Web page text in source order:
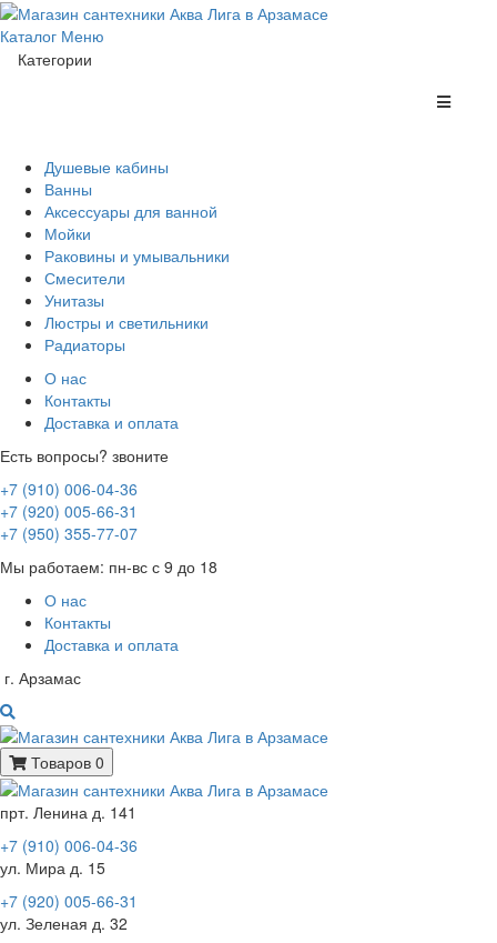
Каталог Меню
Категории
Душевые кабины
Ванны
Аксессуары для ванной
Мойки
Раковины и умывальники
Смесители
Унитазы
Люстры и светильники
Радиаторы
О нас
Контакты
Доставка и оплата
Есть вопросы? звоните
+7 (910) 006-04-36
+7 (920) 005-66-31
+7 (950) 355-77-07
Мы работаем: пн-вс с 9 до 18
О нас
Контакты
Доставка и оплата
г. Арзамас
Товаров 0
прт. Ленина д. 141
+7 (910) 006-04-36
ул. Мира д. 15
+7 (920) 005-66-31
ул. Зеленая д. 32